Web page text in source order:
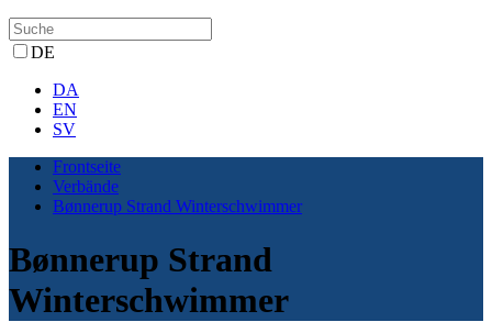
DE
DA
EN
SV
Frontseite
Verbände
Bønnerup Strand Winterschwimmer
Bønnerup Strand
Winterschwimmer